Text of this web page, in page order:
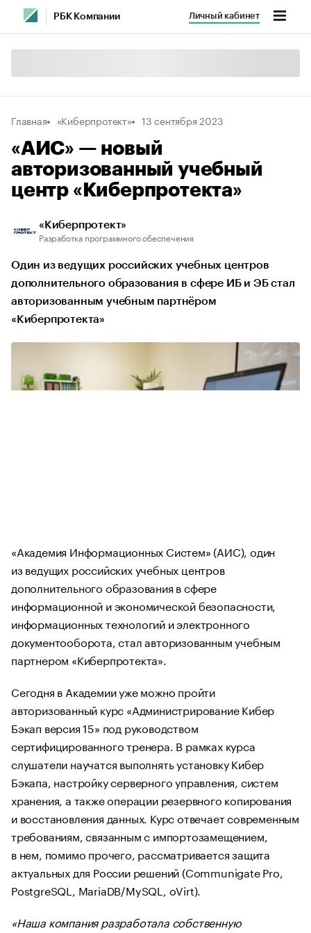
РБК Компании Личный кабинет
Главная «Киберпротект» 13 сентября 2023
«АИС» — новый
авторизованный учебный
центр «Киберпротекта»
«Киберпротект»
Разработка программного обеспечения
Один из ведущих российских учебных центров
дополнительного образования в сфере ИБ и ЭБ стал
авторизованным учебным партнёром
«Киберпротекта»
«Академия Информационных Систем» (АИС), один
из ведущих российских учебных центров
дополнительного образования в сфере
информационной и экономической безопасности,
информационных технологий и электронного
документооборота, стал авторизованным учебным
партнером «Киберпротекта».
Сегодня в Академии уже можно пройти
авторизованный курс «Администрирование Кибер
Бэкап версия 15» под руководством
сертифицированного тренера. В рамках курса
слушатели научатся выполнять установку Кибер
Бэкапа, настройку серверного управления, систем
хранения, а также операции резервного копирования
и восстановления данных. Курс отвечает современным
требованиям, связанным с импортозамещением,
в нем, помимо прочего, рассматривается защита
актуальных для России решений (Communigate Pro,
PostgreSQL, MariaDB/MySQL, oVirt).
«Наша компания разработала собственную